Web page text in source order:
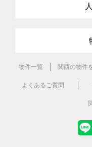
物件一覧 関西の物件
よくあるご質問